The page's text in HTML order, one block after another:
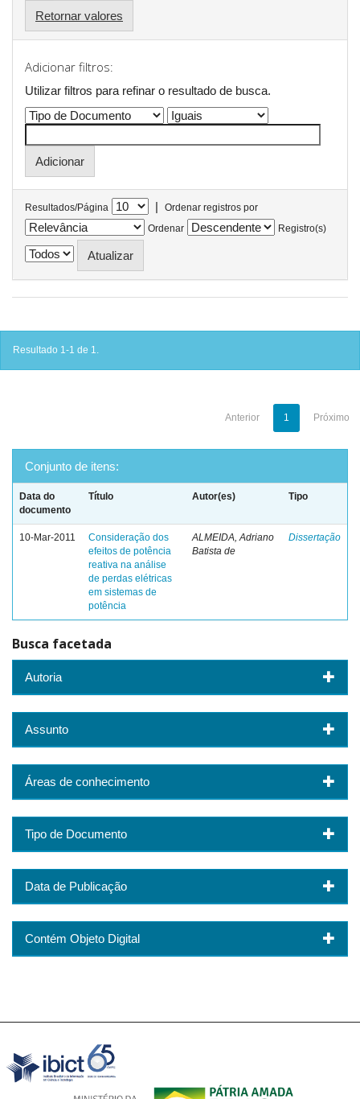
Retornar valores
Adicionar filtros:
Utilizar filtros para refinar o resultado de busca.
Resultados/Página |
Ordenar registros por
Ordenar
Registro(s)
Resultado 1-1 de 1.
Anterior 1 Próximo
Conjunto de itens:
Data do
documento
Título Autor(es) Tipo
10-Mar-2011
Consideração dos
efeitos de potência
reativa na análise
de perdas elétricas
em sistemas de
potência
ALMEIDA, Adriano
Batista de
Dissertação
Busca facetada
Autoria
Assunto
Áreas de conhecimento
Tipo de Documento
Data de Publicação
Contém Objeto Digital